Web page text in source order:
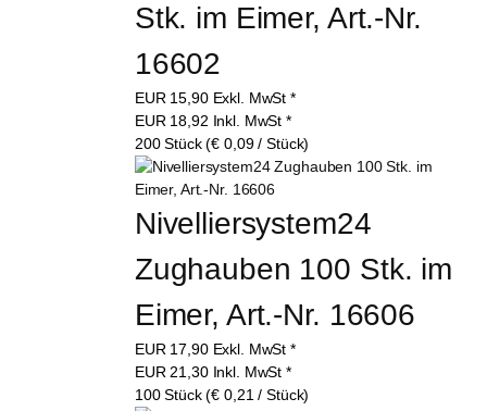
Stk. im Eimer, Art.-Nr.
16602
EUR 15,90 Exkl. MwSt *
EUR 18,92 Inkl. MwSt *
200 Stück (€ 0,09 / Stück)
Nivelliersystem24
Zughauben 100 Stk. im
Eimer, Art.-Nr. 16606
EUR 17,90 Exkl. MwSt *
EUR21,30 Inkl. MwSt *
100 Stück (€ 0,21 / Stück)